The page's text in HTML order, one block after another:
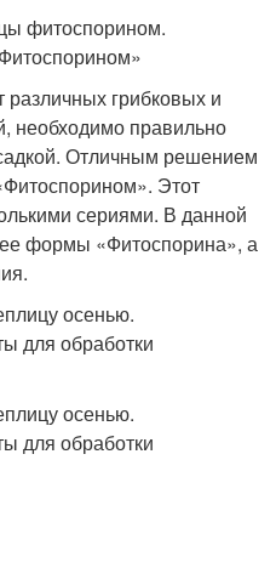
различных грибковых и
необходимо правильно
Отличным решением
Этот
сериями. В данной
формы «Фитоспорина», а